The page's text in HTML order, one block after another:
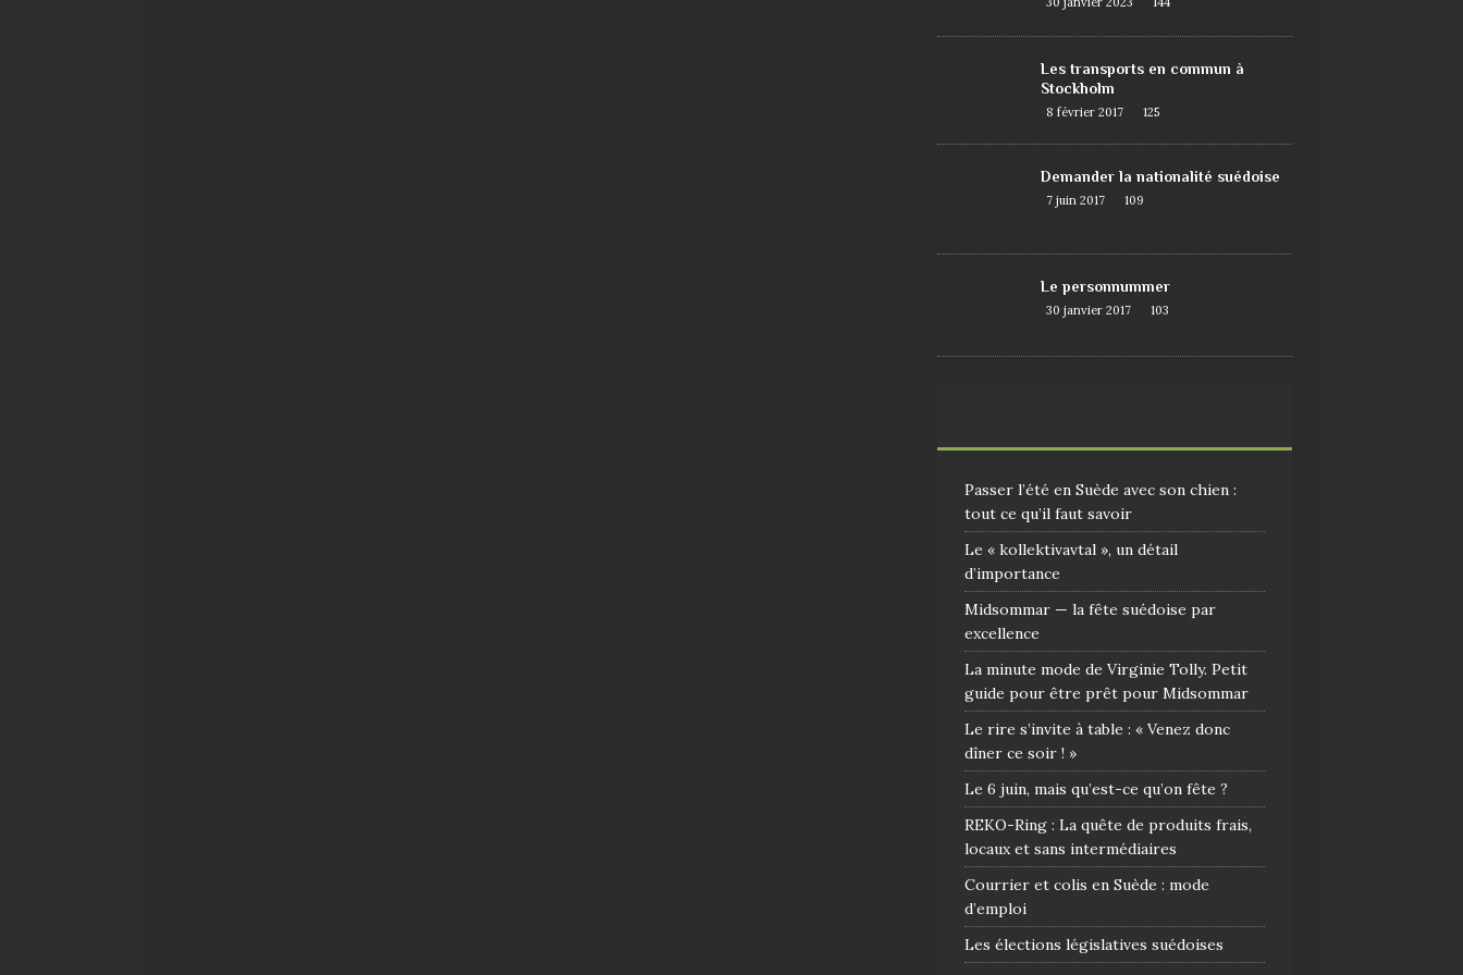
Les transports en commun à
Stockholm
8 février 2017 125
Demander la nationalité suédoise
7 juin 2017 109
Le personnummer
30 janvier 2017 103
Passer l’été en Suède avec son chien :
tout ce qu’il faut savoir
Le « kollektivavtal », un détail
d’importance
Midsommar — la fête suédoise par
excellence
La minute mode de Virginie Tolly. Petit
guide pour être prêt pour Midsommar
Le rire s’invite à table : « Venez donc
dîner ce soir ! »
Le 6 juin, mais qu’est-ce qu’on fête ?
REKO-Ring : La quête de produits frais,
locaux et sans intermédiaires
Courrier et colis en Suède : mode
d’emploi
Les élections législatives suédoises